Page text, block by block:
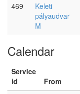
469
Keleti
pályaudvar
M
Calendar
Service
id
From